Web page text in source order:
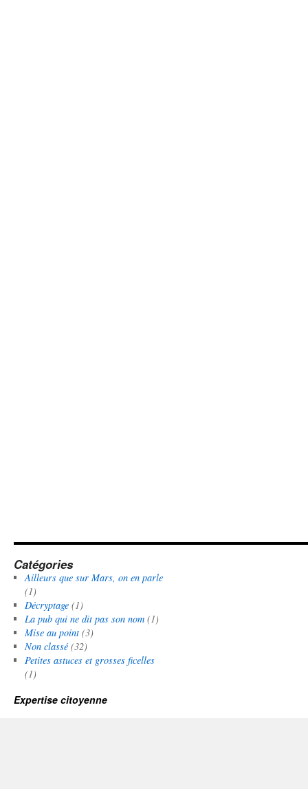
Catégories
Ailleurs que sur Mars, on en parle
(1)
Décryptage(1)
La pub qui ne dit pas son nom(1)
Mise au point(3)
Non classé(32)
Petites astuces et grosses ficelles
(1)
Expertise citoyenne